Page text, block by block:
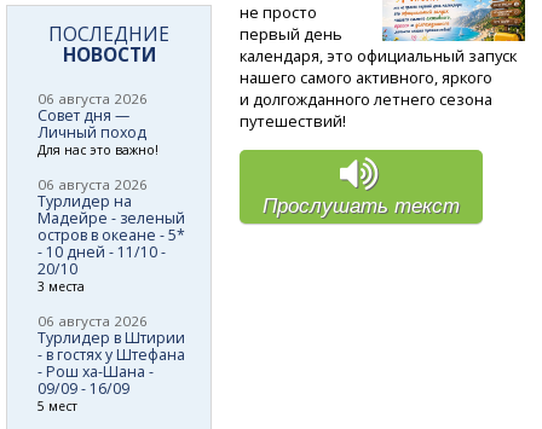
не просто
первый день
календаря, это официальный запуск
нашего самого активного, яркого
и долгожданного летнего сезона
путешествий!
Прослушать текст
ПОСЛЕДНИЕ
НОВОСТИ
06 августа 2026
Совет дня —
Личный поход
Для нас это важно!
06 августа 2026
Турлидер на
Мадейре - зеленый
остров в океане - 5*
- 10 дней - 11/10 -
20/10
3 места
06 августа 2026
Турлидер в Штирии
- в гостях у Штефана
- Рош ха-Шана -
09/09 - 16/09
5 мест